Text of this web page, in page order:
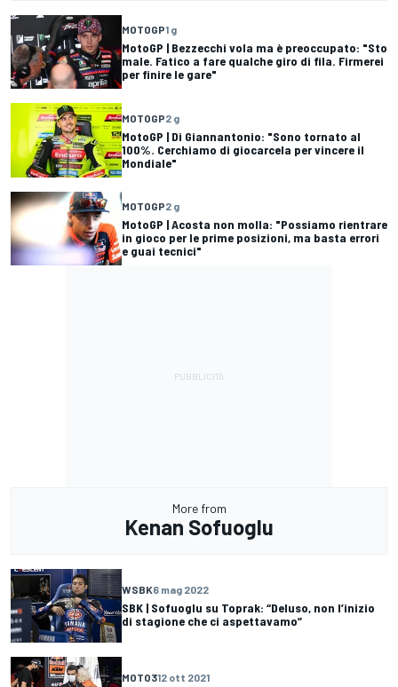
MOTOGP1 g
MotoGP | Bezzecchi vola ma è preoccupato: "Sto
male. Fatico a fare qualche giro di fila. Firmerei
per finire le gare"
MOTOGP2 g
MotoGP | Di Giannantonio: "Sono tornato al
100%. Cerchiamo di giocarcela per vincere il
Mondiale"
MOTOGP2 g
MotoGP | Acosta non molla: "Possiamo rientrare
in gioco per le prime posizioni, ma basta errori
e guai tecnici"
More from
Kenan Sofuoglu
WSBK6 mag 2022
SBK | Sofuoglu su Toprak: “Deluso, non l’inizio
di stagione che ci aspettavamo”
MOTO312 ott 2021